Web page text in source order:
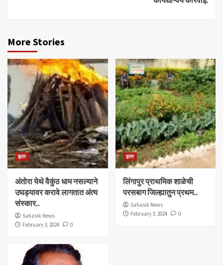
More Stories
इतर
अंतोरा येथे वैकुंठ धाम नसल्याने
उघड्यावर करावे लागतात अंत्य
संस्कार..
Sahasik News
February 3, 2024
0
इतर
लिंगापुर प्राथमिक शाळेची
परसबाग जिल्ह्यातुन प्रथम..
Sahasik News
February 3, 2024
0